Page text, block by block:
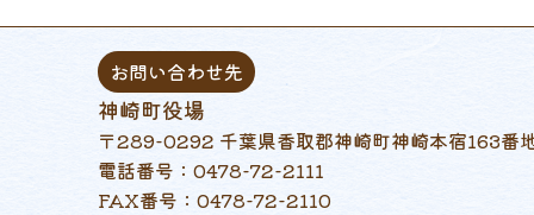
お問い合わせ先
神崎町役場
〒289-0292 千葉県香取郡神崎町神崎本宿163番
電話番号：0478-72-2111
FAX番号：0478-72-2110